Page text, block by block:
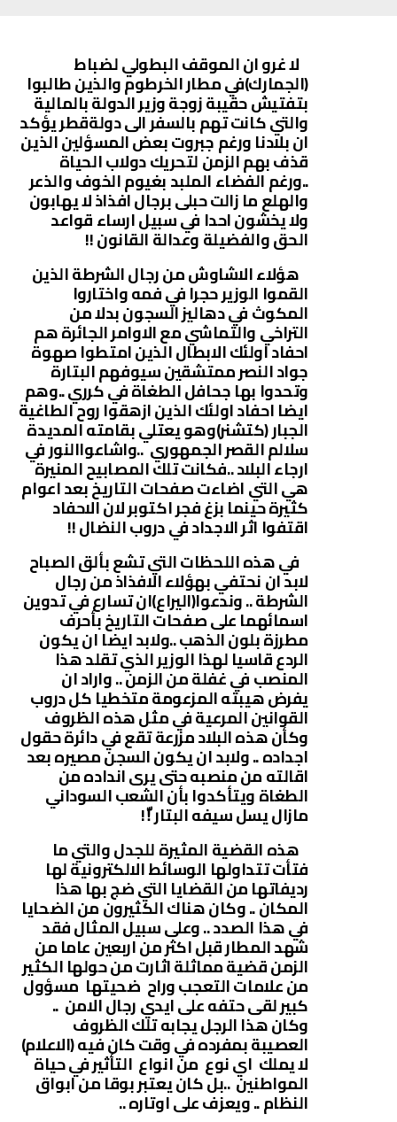
لا غرو ان الموقف البطولي لضباط
(الجمارك)في مطار الخرطوم والذين طالبوا
بتفتيش حقيبة زوجة وزير الدولة بالمالية
والتي كانت تهم بالسفر الى دولةقطر يؤكد
ان بلادنا ورغم جبروت بعض المسؤلين الذين
قذف بهم الزمن لتحريك دولاب الحياة
..ورغم الفضاء الملبد بغيوم الخوف والذعر
والهلع ما زالت حبلى برجال افذاذ لا يهابون
ولا يخشون احدا في سبيل ارساء قواعد
الحق والفضيلة وعدالة القانون !!
هؤلاء الاشاوش من رجال الشرطة الذين
القموا الوزير حجرا في فمه واختاروا
المكوث في دهاليز السجون بدلا من
التراخي والتماشي مع الاوامر الجائرة هم
احفاد اولئك الابطال الذين امتطوا صهوة
جواد النصر ممتشقين سيوفهم البتارة
وتحدوا بها جحافل الطغاة في كرري ..وهم
ايضا احفاد اولئك الذين ازهقوا روح الطاغية
الجبار (كتشنر)وهو يعتلي بقامته المديدة
سلالم القصر الجمهوري ..واشاعواالنور في
ارجاء البلاد ..فكانت تلك المصابيح المنيرة
هي التي اضاءت صفحات التاريخ بعد اعوام
كثيرة حينما بزغ فجر اكتوبر لان الاحفاد
اقتفوا اثر الاجداد في دروب النضال !!
في هذه اللحظات التي تشع بألق الصباح
لابد ان نحتفي بهؤلاء الافذاذ من رجال
الشرطة .. وندعوا(اليراع)ان تسارع في تدوين
اسمائهما على صفحات التاريخ بأحرف
مطرزة بلون الذهب ..ولابد ايضا ان يكون
الردع قاسيا لهذا الوزير الذي تقلد هذا
المنصب في غفلة من الزمن .. واراد ان
يفرض هيبته المزعومة متخطيا كل دروب
القوانين المرعية في مثل هذه الظروف
وكأن هذه البلاد مزرعة تقع في دائرة حقول
اجداده .. ولابد ان يكون السجن مصيره بعد
اقالته من منصبه حتى يرى انداده من
الطغاة ويتأكدوا بأن الشعب السوداني
مازال يسل سيفه البتار !ّ!
هذه القضية المثيرة للجدل والتي ما
فتأت تتداولها الوسائط الالكترونية لها
رديفاتها من القضايا التي ضج بها هذا
المكان .. وكان هناك الكثيرون من الضحايا
في هذا الصدد .. وعلى سبيل المثال فقد
شهد المطار قبل اكثر من اربعين عاما من
الزمن قضية مماثلة اثارت من حولها الكثير
من علامات التعجب وراح ضحيتها مسؤول
كبير لقى حتفه على ايدي رجال الامن ..
وكان هذا الرجل يجابه تلك الظروف
العصيبة بمفرده في وقت كان فيه (الاعلام)
لا يملك اي نوع من انواع التأثير في حياة
المواطنين ..بل كان يعتبر بوقا من ابواق
النظام .. ويعزف على اوتاره ..